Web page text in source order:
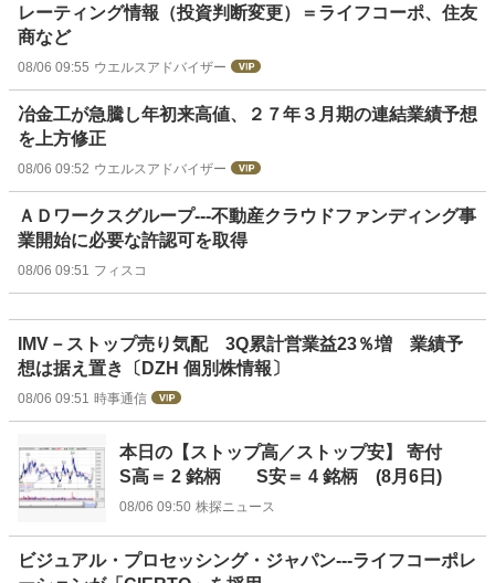
レーティング情報（投資判断変更）＝ライフコーポ、住友
商など
08/06 09:55 ウエルスアドバイザー
冶金工が急騰し年初来高値、２７年３月期の連結業績予想
を上方修正
08/06 09:52 ウエルスアドバイザー
ＡＤワークスグループ---不動産クラウドファンディング事
業開始に必要な許認可を取得
08/06 09:51 フィスコ
IMV－ストップ売り気配 3Q累計営業益23％増 業績予
想は据え置き〔DZH 個別株情報〕
08/06 09:51 時事通信
本日の【ストップ高／ストップ安】 寄付
S高＝ 2 銘柄 S安＝ 4 銘柄 (8月6日)
08/06 09:50 株探ニュース
ビジュアル・プロセッシング・ジャパン---ライフコーポレ